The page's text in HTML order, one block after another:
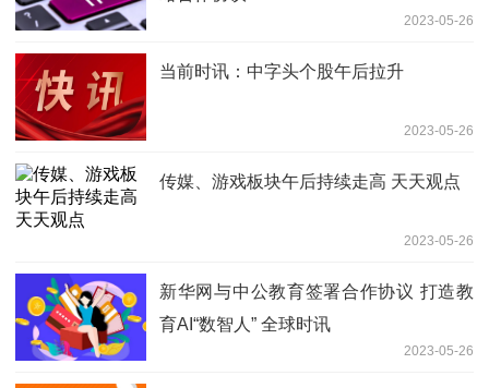
2023-05-26
当前时讯：中字头个股午后拉升
2023-05-26
传媒、游戏板块午后持续走高 天天观点
2023-05-26
新华网与中公教育签署合作协议 打造教
育AI“数智人” 全球时讯
2023-05-26